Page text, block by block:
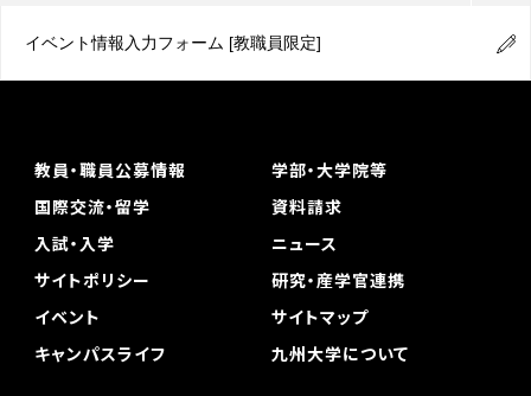
イベント情報入力フォーム [教職員限定]
教員・職員公募情報
学部・大学院等
国際交流・留学
資料請求
入試・入学
ニュース
サイトポリシー
研究・産学官連携
イベント
サイトマップ
キャンパスライフ
九州大学について